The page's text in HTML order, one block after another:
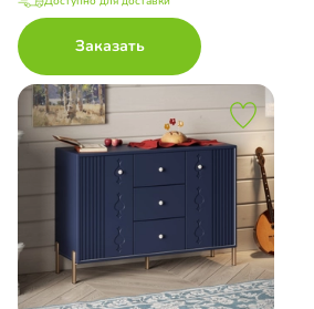
Заказать